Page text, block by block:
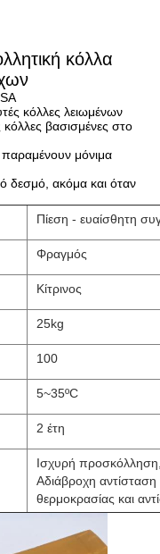
κόλλα
κόλλες λειωμένων
κόλλες βασισμένες στο
παραμένουν μόνιμα
δεσμό, ακόμα και όταν
Πίεση - ευαίσθητη
Φραγμός
Κίτρινος
25kg
100
5~35ºC
2 έτη
Ισχυρή
Αδιάβροχη
θερμοκρασίας και